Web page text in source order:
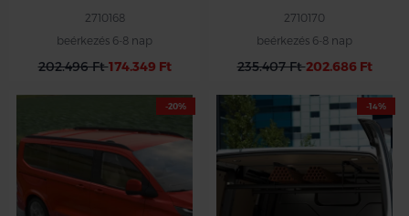
2710168
beérkezés 6-8 nap
202.496 Ft174.349 Ft
2710170
beérkezés 6-8 nap
235.407 Ft202.686 Ft
-20% -14%